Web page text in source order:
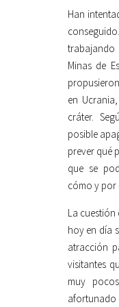
Han
Minas de
en
cráter.
posible
prever qué
que se
cómo y por
La cuestión
hoy en día
atracción
visitantes
muy